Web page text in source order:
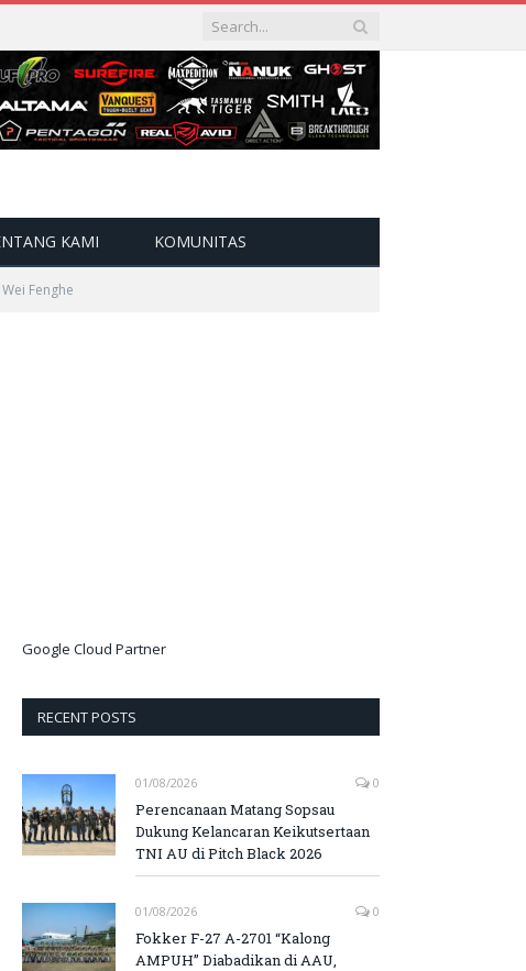
KAMI KOMUNITAS
Fenghe
Google Cloud Partner
RECENT POSTS
01/08/2026 0
Perencanaan Matang Sopsau
Dukung Kelancaran Keikutsertaan
TNI AU di Pitch Black 2026
01/08/2026 0
Fokker F-27 A-2701 “Kalong
AMPUH” Diabadikan di AAU,